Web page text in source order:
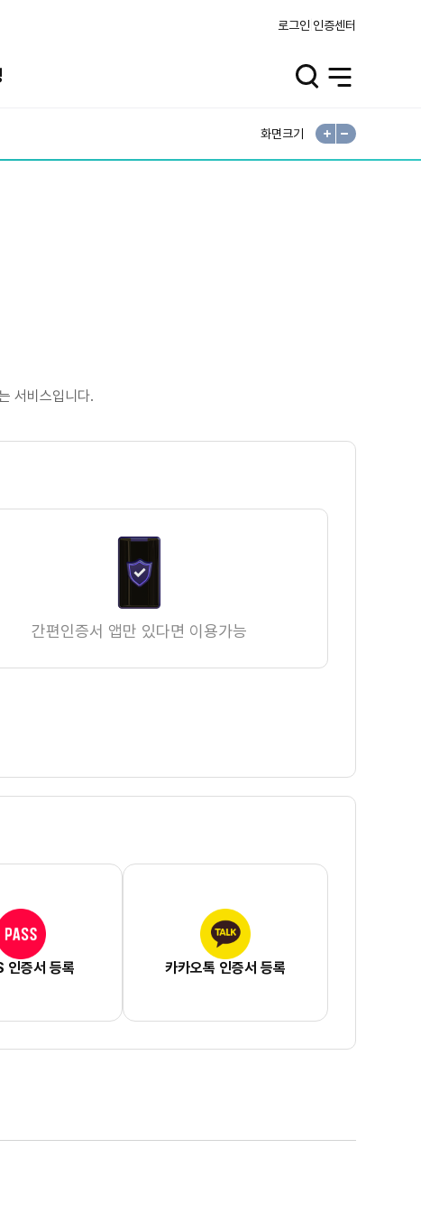
로그인 인증센터
검
색
전
체
기
화면크기
확
대
축
소
서비스입니다.
간편인증서 앱만 있다면 이용가능
인증서 등록 카카오톡 인증서 등록